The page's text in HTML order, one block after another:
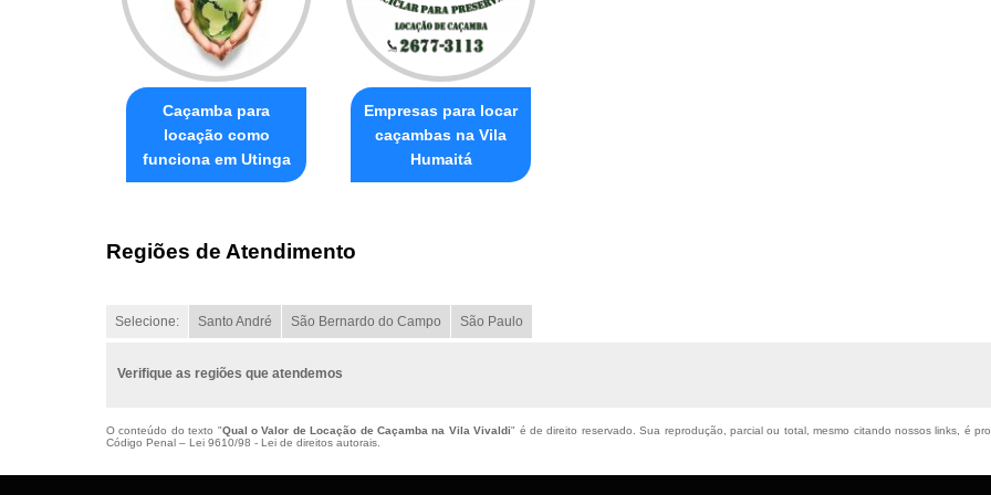
Caçamba para
locação como
funciona em Utinga
Empresas para locar
caçambas na Vila
Humaitá
Regiões de Atendimento
Selecione: Santo André São Bernardo do Campo São Paulo
Verifique as regiões que atendemos
O conteúdo do texto "Qual o Valor de Locação de Caçamba na Vila Vivaldi" é de direito reservado. Sua reprodução, parcial ou total, mesmo citando nossos links, é
Código Penal – Lei 9610/98 - Lei de direitos autorais